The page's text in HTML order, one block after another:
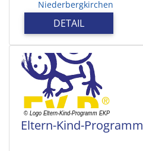
Niederbergkirchen
DETAIL
Eltern-Kind-Programm